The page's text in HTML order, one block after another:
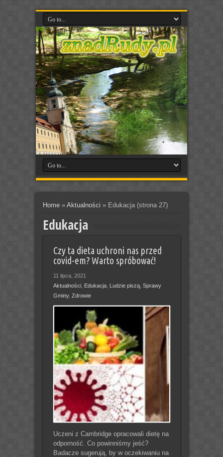
Home» Aktualności » Edukacja(strona 27)
Edukacja
Czy ta dieta uchroni nas przed
covid-em? Warto spróbować!
11 lipca, 2021
Aktualności, Edukacja, Ludzie piszą, Sprawy
Gminy, Zdrowie
Uczeni z Cambridge opracowali dietę na
odporność. Co powinniśmy jeść?
Badacze sugerują, by w oczekiwaniu na